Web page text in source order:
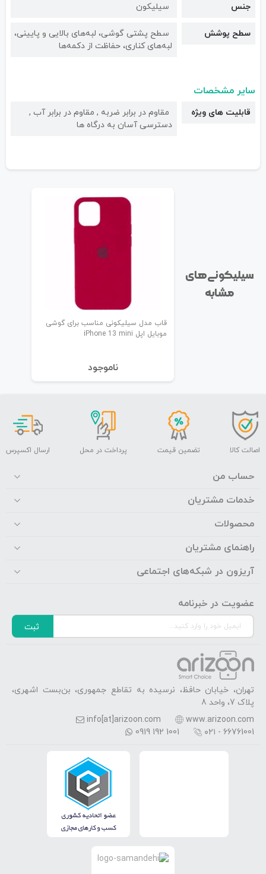
جنس سیلیکون
سطح پوشش
سطح پشتی گوشی، لبه‌های بالایی و پایینی،
لبه‌های کناری، حفاظت از دکمه‌ها
سایر مشخصات
قابلیت های ویژه
مقاوم در برابر ضربه , مقاوم در برابر آب ,
دسترسی آسان به درگاه ها
سیلیکونی‌های
مشابه
قاب مدل سیلیکونی مناسب برای گوشی
موبایل اپل iPhone 13 mini
نا‌موجود
اصالت کالا تضمین قیمت پرداخت در محل ارسال اکسپرس
حساب من
خدمات مشتریان
محصولات
راهنمای مشتریان
آریزون در شبکه‌های اجتماعی
عضویت در خبرنامه
ثبت
تهران، خیابان حافظ، نرسیده به تقاطع جمهوری، بن‌بست اشهری،
پلاک 7، واحد 8
www.arizoon.com
info[at]arizoon.com
۰۲۱ - 66761001
0919 192 1001